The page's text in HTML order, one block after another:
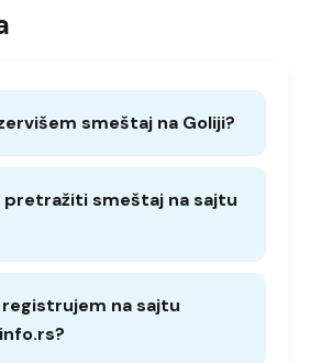
smeštaj na Goliji?
pretražiti smeštaj na sajtu
registrujem na sajtu